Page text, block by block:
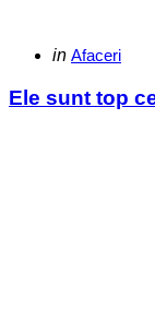
Categories
Posted
in Afaceri
Ele sunt top